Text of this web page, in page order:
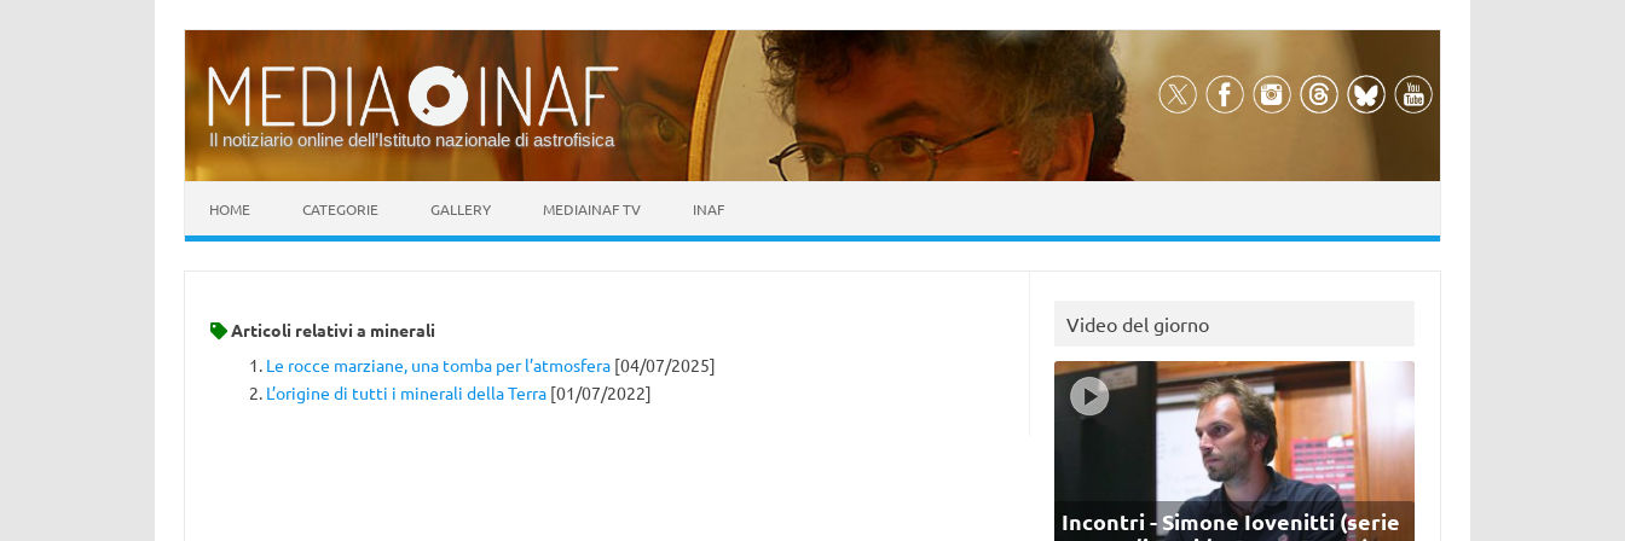
Il notiziario online dell’Istituto nazionale di astrofisica
HOME CATEGORIE GALLERY MEDIAINAF TV INAF
Articoli relativi a minerali
Le rocce marziane, una tomba per l’atmosfera[04/07/2025]
L’origine di tutti i minerali della Terra[01/07/2022]
Video del giorno
Incontri - Simone Iovenitti (serie